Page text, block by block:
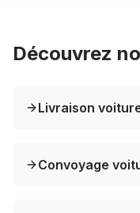
Découvrez
Livraison
Convoyage